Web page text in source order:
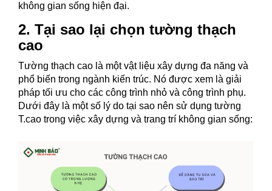
không gian sống hiện đại.
2. Tại sao lại chọn tường thạch
cao
Tường thạch cao là một vật liệu xây dựng đa năng và
phổ biến trong ngành kiến trúc. Nó được xem là giải
pháp tối ưu cho các công trình nhỏ và công trình phụ.
Dưới đây là một số lý do tại sao nên sử dụng tường
T.cao trong việc xây dựng và trang trí không gian sống: